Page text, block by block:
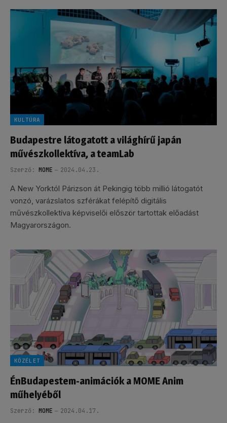
KULTÚRA
Budapestre látogatott a világhírű japán
művészkollektíva, a teamLab
Szerző: MOME 2024.04.23.
A New Yorktól Párizson át Pekingig több millió látogatót
vonzó, varázslatos szférákat felépítő digitális
művészkollektíva képviselői először tartottak előadást
Magyarországon.
KÖZÉLET
ÉnBudapestem-animációk a MOME Anim
műhelyéből
Szerző: MOME 2024.04.17.